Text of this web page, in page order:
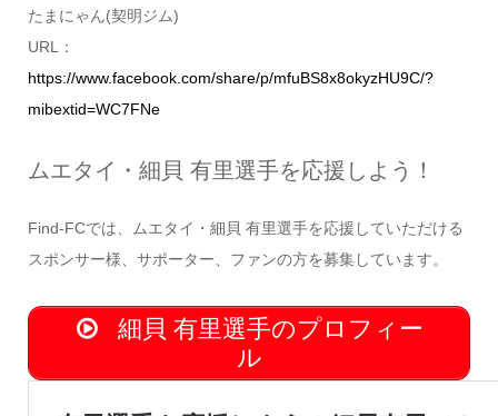
たまにゃん(契明ジム)
URL：
https://www.facebook.com/share/p/mfuBS8x8okyzHU9C/?
mibextid=WC7FNe
ムエタイ・細貝 有里選手を応援しよう！
Find-FCでは、ムエタイ・細貝 有里選手を応援していただける
スポンサー様、サポーター、ファンの方を募集しています。
細貝 有里選手のプロフィー
ル